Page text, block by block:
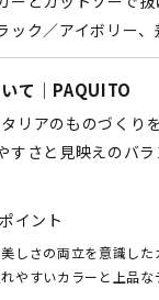
ック／アイボリー、
て｜PAQUITO
リアのものづくり
すさと見映えのバ
イント
しさの両立を意識した
やすいカラーと上品な